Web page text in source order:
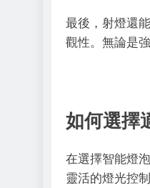
最後，射燈還
觀性。無論是
如何選擇
在選擇智能燈
靈活的燈光控